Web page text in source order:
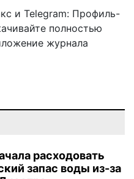
и Telegram: Профиль-
полностью
журнала
расходовать
запас воды из-за